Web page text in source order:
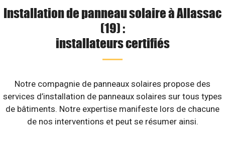
Installation de panneau solaire à Allassac
(19) :
installateurs certifiés
Notre compagnie de panneaux solaires propose des
services d’installation de panneaux solaires sur tous types
de bâtiments. Notre expertise manifeste lors de chacune
de nos interventions et peut se résumer ainsi.